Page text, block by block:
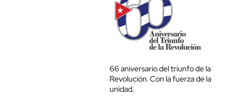
66 aniversario del triunfo de la
Revolución. Con la fuerza de la
unidad.